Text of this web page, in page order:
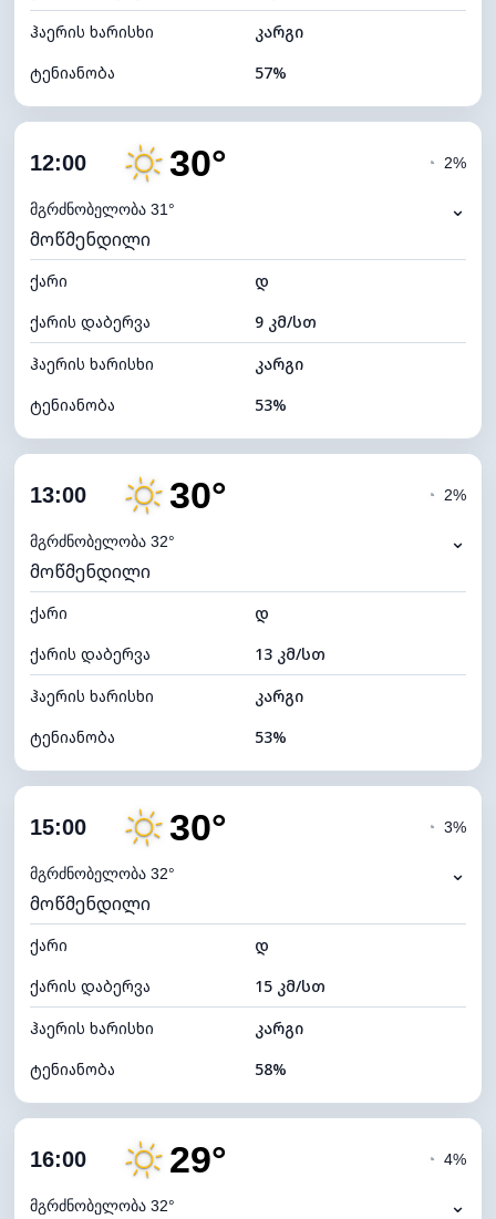
ჰაერის ხარისხი
კარგი
ტენიანობა
57%
ღრუბლიანობა
ნამის წერტილი
ხილვადობა
განათების ინდექსი 7 (ნათელი)
ღრუბლის სიმაღლე 11760 მ
12:00 30°
მგრძნობელობა 31°
◔ 2%
⌄
მოწმენდილი
ქარი
დ
ქარის დაბერვა
9 კმ/სთ
ჰაერის ხარისხი
კარგი
ტენიანობა
53%
ღრუბლიანობა
ნამის წერტილი
ხილვადობა
განათების ინდექსი 7 (ნათელი)
ღრუბლის სიმაღლე 11760 მ
13:00 30°
მგრძნობელობა 32°
◔ 2%
⌄
მოწმენდილი
ქარი
დ
ქარის დაბერვა
13 კმ/სთ
ჰაერის ხარისხი
კარგი
ტენიანობა
53%
ღრუბლიანობა
ნამის წერტილი
ხილვადობა
განათების ინდექსი 7 (ნათელი)
ღრუბლის სიმაღლე 11680 მ
15:00 30°
მგრძნობელობა 32°
◔ 3%
⌄
მოწმენდილი
ქარი
დ
ქარის დაბერვა
15 კმ/სთ
ჰაერის ხარისხი
კარგი
ტენიანობა
58%
ღრუბლიანობა
ნამის წერტილი
16:00 29°
მგრძნობელობა 32°
◔ 4%
⌄